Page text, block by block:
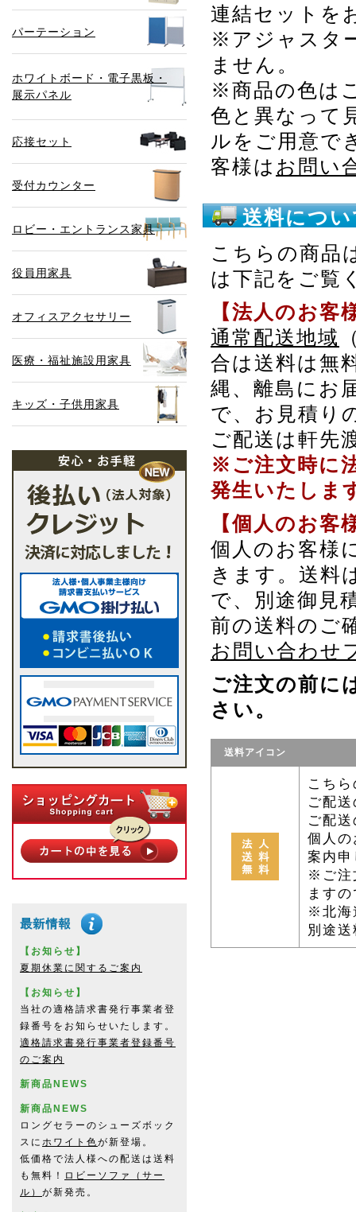
パーテーション
ホワイトボード・電子黒板・
展示パネル
応接セット
受付カウンター
ロビー・エントランス家具
役員用家具
オフィスアクセサリー
医療・福祉施設用家具
キッズ・子供用家具
【お知らせ】
夏期休業に関するご案内
【お知らせ】
当社の適格請求書発行事業者登
録番号をお知らせいたします。
適格請求書発行事業者登録番号
のご案内
新商品NEWS
新商品NEWS
ロングセラーのシューズボック
スに ホワイト色が新登場。
低価格で法人様への配送は送料
も無料！
ロビーソファ（サー
ル） が新発売。
連結セットを
※アジャスタ
ません。
※商品の色は
色と異なって
ルをご用意で
客様は お問い
送料につ
こちらの商品
は下記をご覧
【法人のお客
通常配送地域
合は送料は無
縄、離島にお
で、お見積り
ご配送は軒先
※ご注文時に
発生いたしま
【個人のお客
個人のお客様
きます。送料
で、別途御見
前の送料のご
お問い合わせ
ご注文の前に
さい。
送料アイコン
こち
ご配
ご配
個人
案内
※ご注
ます
※北海
別途